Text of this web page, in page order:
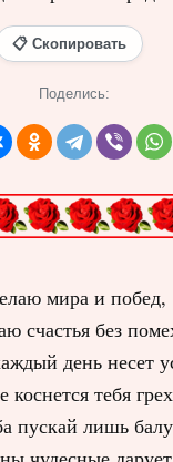
📋 Скопировать
Поделись:
мира и побед,
счастья без
день несет
коснется тебя
пускай лишь